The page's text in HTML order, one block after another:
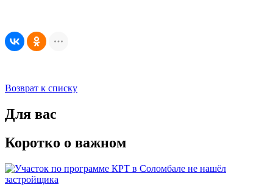
Возврат к списку
Для вас
Коротко о важном